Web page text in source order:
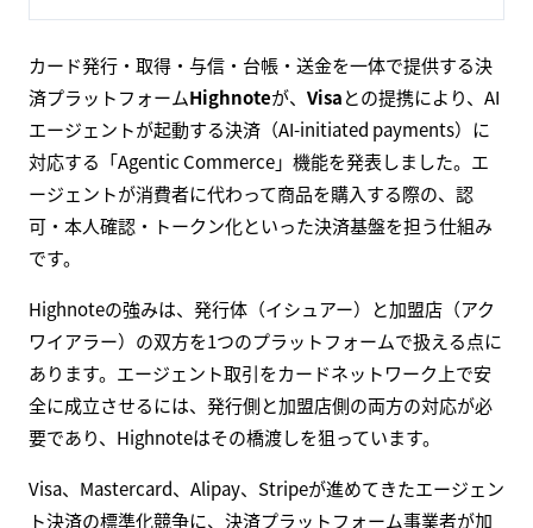
カード発行・取得・与信・台帳・送金を一体で提供する決
済プラットフォームHighnoteが、 Visaとの提携により、AI
エージェントが起動する決済（AI-initiated payments）に
対応する「Agentic Commerce」機能を発表しました。エ
ージェントが消費者に代わって商品を購入する際の、認
可・本人確認・トークン化といった決済基盤を担う仕組み
です。
Highnoteの強みは、発行体（イシュアー）と加盟店（アク
ワイアラー）の双方を1つのプラットフォームで扱える点に
あります。エージェント取引をカードネットワーク上で安
全に成立させるには、発行側と加盟店側の両方の対応が必
要であり、Highnoteはその橋渡しを狙っています。
Visa、Mastercard、Alipay、Stripeが進めてきたエージェン
ト決済の標準化競争に、決済プラットフォーム事業者が加